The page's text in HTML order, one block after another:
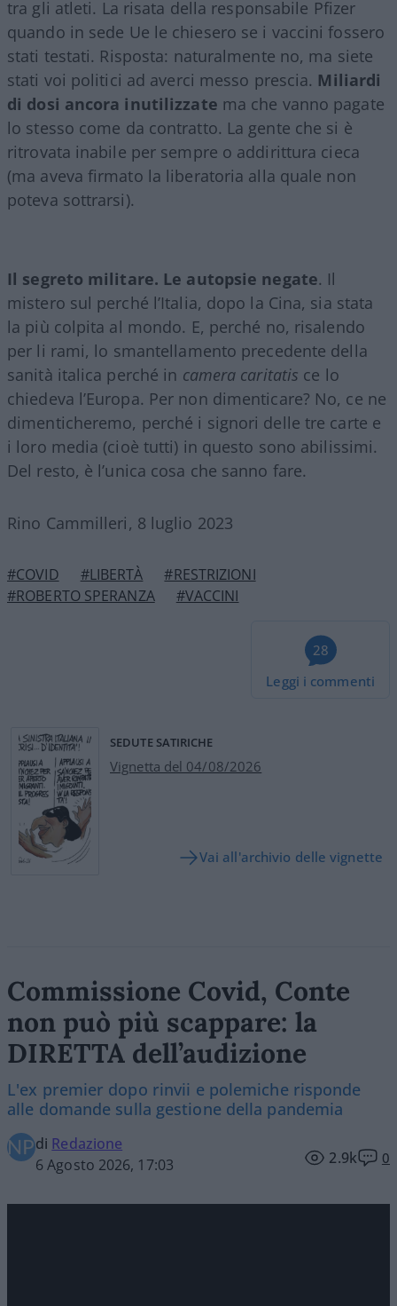
tra gli atleti. La risata della responsabile Pfizer
quando in sede Ue le chiesero se i vaccini fossero
stati testati. Risposta: naturalmente no, ma siete
stati voi politici ad averci messo prescia. Miliardi
di dosi ancora inutilizzate ma che vanno pagate
lo stesso come da contratto. La gente che si è
ritrovata inabile per sempre o addirittura cieca
(ma aveva firmato la liberatoria alla quale non
poteva sottrarsi).
Il segreto militare. Le autopsie negate. Il
mistero sul perché l’Italia, dopo la Cina, sia stata
la più colpita al mondo. E, perché no, risalendo
per li rami, lo smantellamento precedente della
sanità italica perché in camera caritatis ce lo
chiedeva l’Europa. Per non dimenticare? No, ce ne
dimenticheremo, perché i signori delle tre carte e
i loro media (cioè tutti) in questo sono abilissimi.
Del resto, è l’unica cosa che sanno fare.
Rino Cammilleri, 8 luglio 2023
#COVID #LIBERTÀ
#RESTRIZIONI
#ROBERTO SPERANZA
#VACCINI
28
Leggi i commenti
SEDUTE SATIRICHE
Vignetta del 04/08/2026
Vai all'archivio delle vignette
Commissione Covid, Conte
non può più scappare: la
DIRETTA dell’audizione
L'ex premier dopo rinvii e polemiche risponde
alle domande sulla gestione della pandemia
di Redazione
6 Agosto 2026, 17:03
2.9k 0